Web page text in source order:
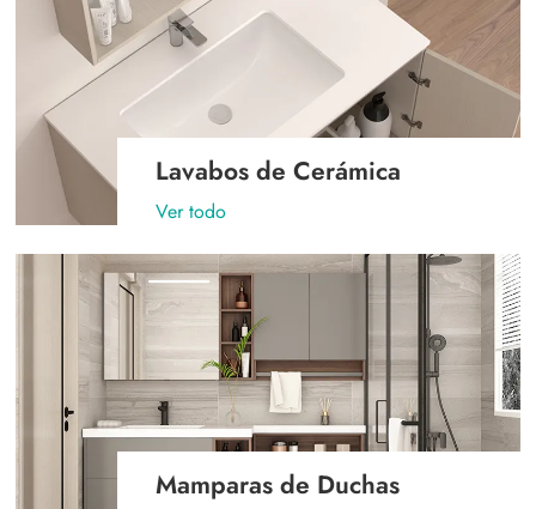
Lavabos de Cerámica
Ver todo
Mamparas de Duchas